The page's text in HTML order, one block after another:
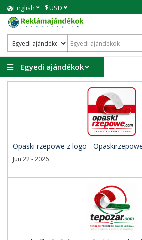
English $USD
Egyedi ajándékok
Opaski rzepowe z logo -
Jun 22 - 2026